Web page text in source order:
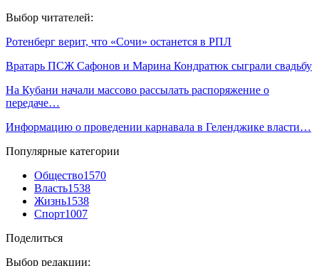
Выбор читателей:
Ротенберг верит, что «Сочи» останется в РПЛ
Вратарь ПСЖ Сафонов и Марина Кондратюк сыграли свадьбу
На Кубани начали массово рассылать распоряжение о
передаче…
Информацию о проведении карнавала в Геленджике власти…
Популярные категории
Общество1570
Власть1538
Жизнь1538
Спорт1007
Поделиться
Выбор редакции: